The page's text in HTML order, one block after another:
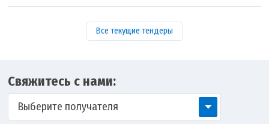
Все текущие тендеры
Свяжитесь с нами:
Выберите получателя